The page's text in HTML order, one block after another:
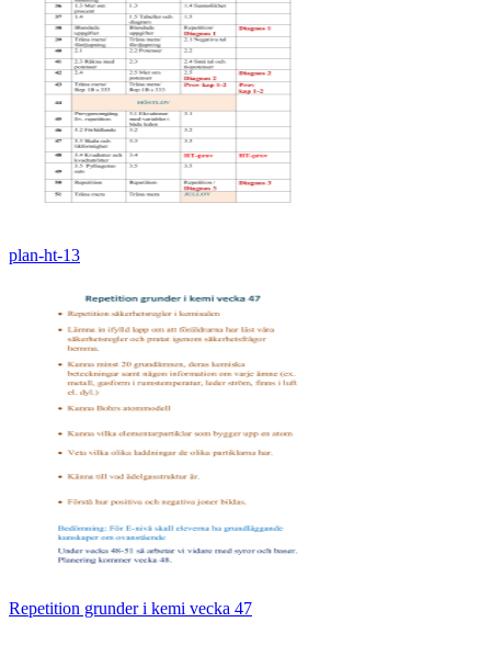
plan-ht-13
Repetition grunder i kemi vecka 47